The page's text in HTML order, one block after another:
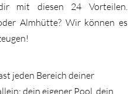
mit diesen 24 Vorteilen.
Almhütte? Wir können es
jeden Bereich deiner
dein eigener Pool, dein